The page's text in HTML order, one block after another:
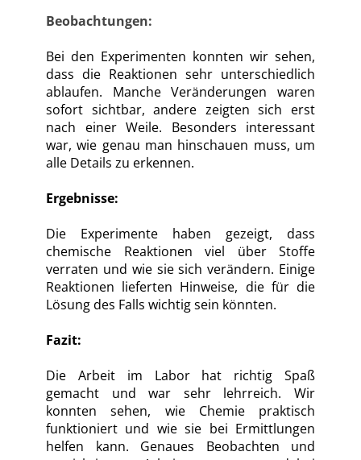
Beobachtungen:
Bei den Experimenten konnten wir sehen,
dass die Reaktionen sehr unterschiedlich
ablaufen. Manche Veränderungen waren
sofort sichtbar, andere zeigten sich erst
nach einer Weile. Besonders interessant
war, wie genau man hinschauen muss, um
alle Details zu erkennen.
Ergebnisse:
Die Experimente haben gezeigt, dass
chemische Reaktionen viel über Stoffe
verraten und wie sie sich verändern. Einige
Reaktionen lieferten Hinweise, die für die
Lösung des Falls wichtig sein könnten.
Fazit:
Die Arbeit im Labor hat richtig Spaß
gemacht und war sehr lehrreich. Wir
konnten sehen, wie Chemie praktisch
funktioniert und wie sie bei Ermittlungen
helfen kann. Genaues Beobachten und